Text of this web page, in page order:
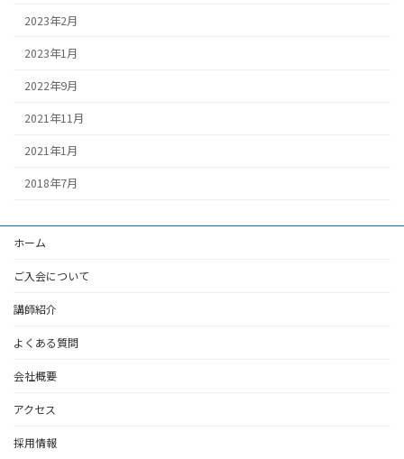
2023年2月
2023年1月
2022年9月
2021年11月
2021年1月
2018年7月
ホーム
ご入会について
講師紹介
よくある質問
会社概要
アクセス
採用情報